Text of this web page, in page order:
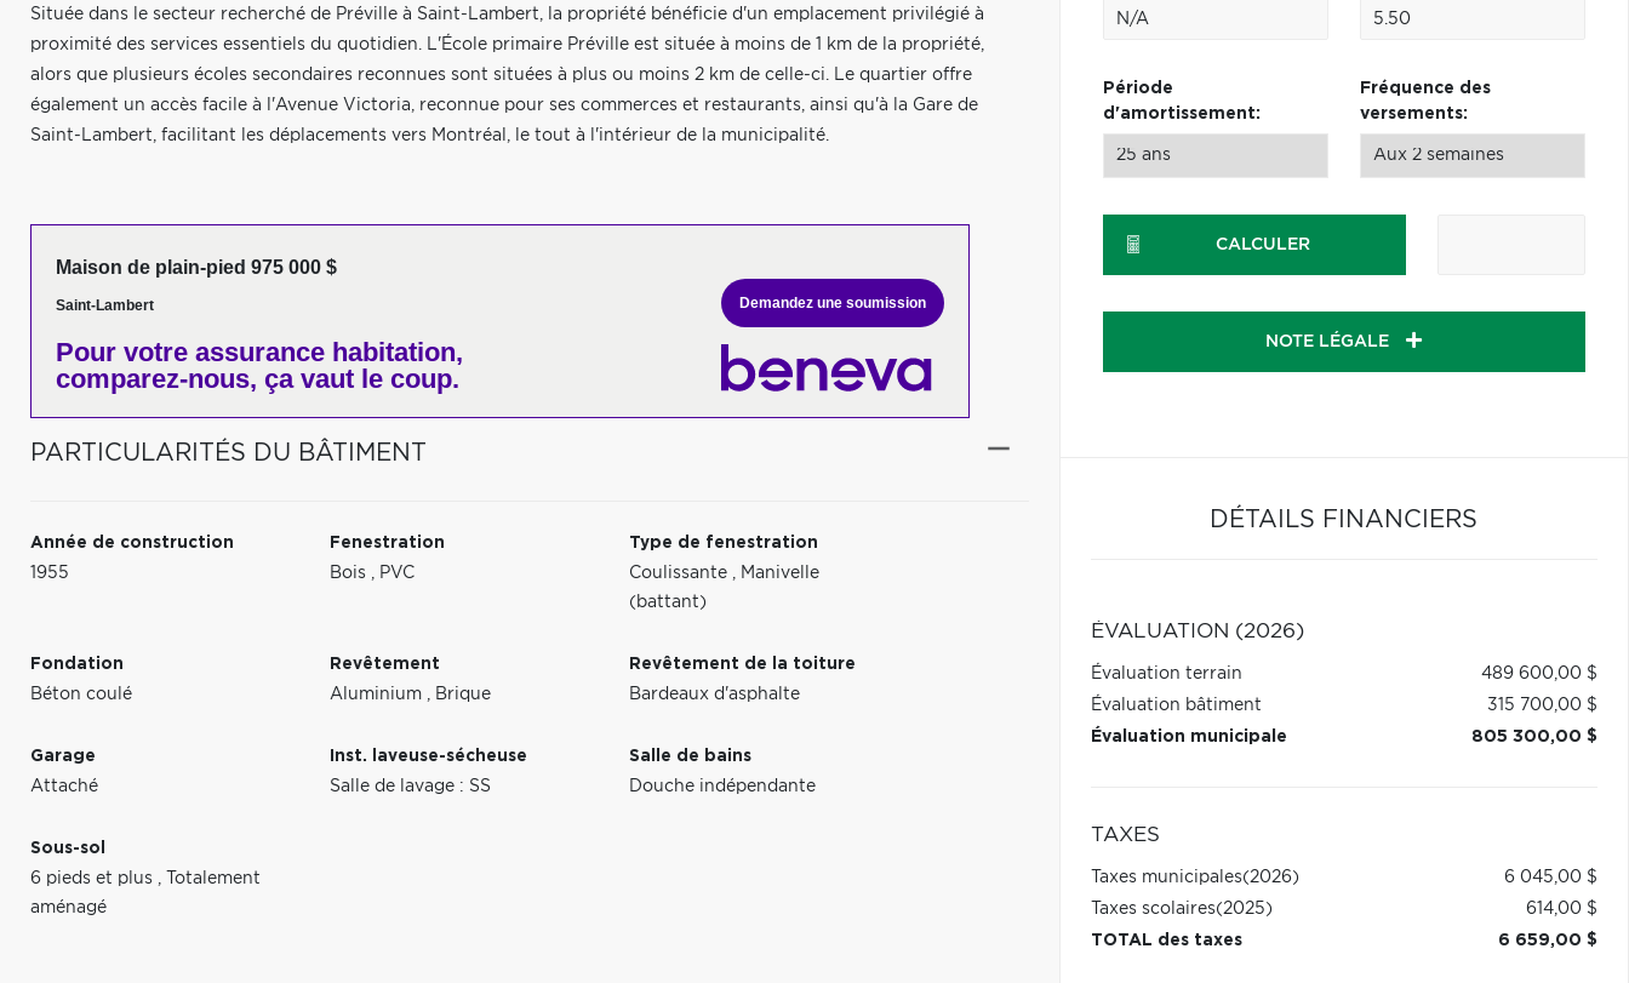
Située dans le secteur recherché de Préville à Saint-Lambert, la propriété bénéficie d'un emplacement privilégié à
proximité des services essentiels du quotidien. L'École primaire Préville est située à moins de 1 km de la propriété,
alors que plusieurs écoles secondaires reconnues sont situées à plus ou moins 2 km de celle-ci. Le quartier offre
également un accès facile à l'Avenue Victoria, reconnue pour ses commerces et restaurants, ainsi qu'à la Gare de
Saint-Lambert, facilitant les déplacements vers Montréal, le tout à l'intérieur de la municipalité.
Maison de plain-pied 975 000 $
Saint-Lambert
Pour votre assurance habitation,
comparez-nous, ça vaut le coup.
Demandez une soumission
PARTICULARITÉS DU BÂTIMENT
Année de construction
1955
Fenestration
Bois , PVC
Type de fenestration
Coulissante , Manivelle
(battant)
Fondation
Béton coulé
Revêtement
Aluminium , Brique
Revêtement de la toiture
Bardeaux d'asphalte
Garage
Attaché
Inst. laveuse-sécheuse
Salle de lavage : SS
Salle de bains
Douche indépendante
Sous-sol
6 pieds et plus ,
Totalement
aménagé
Période
d'amortissement:
Fréquence des
versements:
CALCULER
NOTE LÉGALE
DÉTAILS FINANCIERS
ÉVALUATION (2026)
Évaluation terrain
489 600,00 $
Évaluation bâtiment
315 700,00 $
Évaluation municipale
805 300,00 $
TAXES
Taxes municipales(2026)
6 045,00 $
Taxes scolaires(2025)
614,00 $
TOTAL des taxes
6 659,00 $